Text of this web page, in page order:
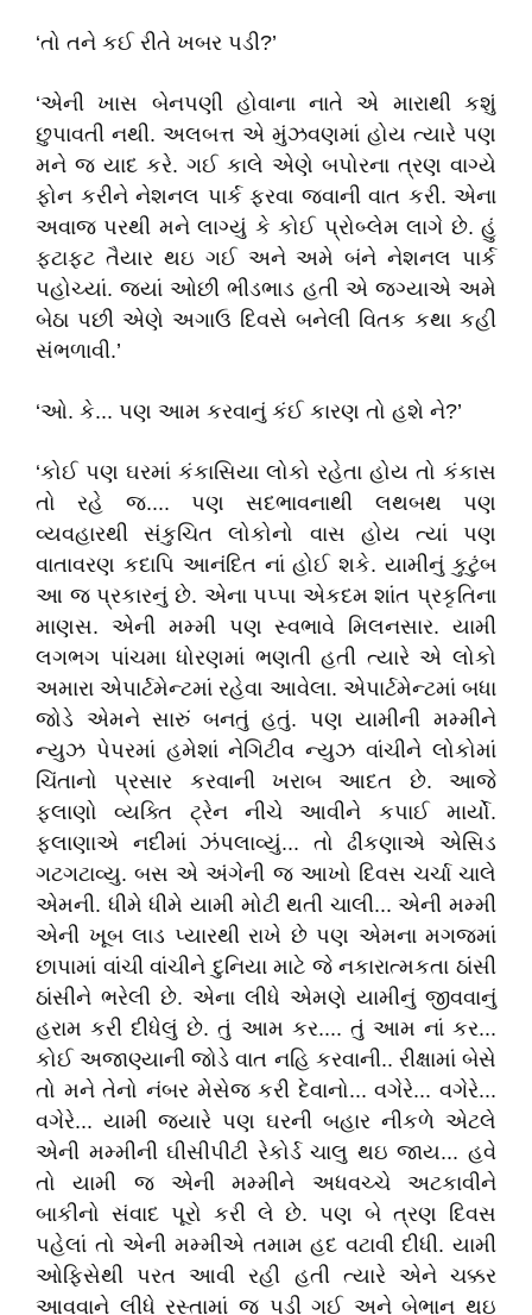
‘તો તને કઈ રીતે ખબર પડી?’
‘એની ખાસ બેનપણી હોવાના નાતે એ મારાથી કશું
છુપાવતી નથી. અલબત્ત એ મુંઝવણમાં હોય ત્યારે પણ
મને જ યાદ કરે. ગઈ કાલે એણે બપોરના ત્રણ વાગ્યે
ફોન કરીને નેશનલ પાર્ક ફરવા જવાની વાત કરી. એના
અવાજ પરથી મને લાગ્યું કે કોઈ પ્રોબ્લેમ લાગે છે. હું
ફટાફટ તૈયાર થઇ ગઈ અને અમે બંને નેશનલ પાર્ક
પહોચ્યાં. જ્યાં ઓછી ભીડભાડ હતી એ જગ્યાએ અમે
બેઠા પછી એણે અગાઉ દિવસે બનેલી વિતક કથા કહી
સંભળાવી.’
‘ઓ. કે... પણ આમ કરવાનું કંઈ કારણ તો હશે ને?’
‘કોઈ પણ ઘરમાં કંકાસિયા લોકો રહેતા હોય તો કંકાસ
તો રહે જ.... પણ સદભાવનાથી લથબથ પણ
વ્યવહારથી સંકુચિત લોકોનો વાસ હોય ત્યાં પણ
વાતાવરણ કદાપિ આનંદિત નાં હોઈ શકે. યામીનું કુટુંબ
આ જ પ્રકારનું છે. એના પપ્પા એકદમ શાંત પ્રકૃતિના
માણસ. એની મમ્મી પણ સ્વભાવે મિલનસાર. યામી
લગભગ પાંચમા ધોરણમાં ભણતી હતી ત્યારે એ લોકો
અમારા એપાર્ટમેન્ટમાં રહેવા આવેલા. એપાર્ટમેન્ટમાં બધા
જોડે એમને સારું બનતું હતું. પણ યામીની મમ્મીને
ન્યુઝ પેપરમાં હમેશાં નેગિટીવ ન્યુઝ વાંચીને લોકોમાં
ચિંતાનો પ્રસાર કરવાની ખરાબ આદત છે. આજે
ફલાણો વ્યક્તિ ટ્રેન નીચે આવીને કપાઈ માર્યો.
ફલાણાએ નદીમાં ઝંપલાવ્યું... તો ઢીંકણાએ એસિડ
ગટગટાવ્યુ. બસ એ અંગેની જ આખો દિવસ ચર્ચા ચાલે
એમની. ધીમે ધીમે યામી મોટી થતી ચાલી... એની મમ્મી
એની ખૂબ લાડ પ્યારથી રાખે છે પણ એમના મગજમાં
છાપામાં વાંચી વાંચીને દુનિયા માટે જે નકારાત્મકતા ઠાંસી
ઠાંસીને ભરેલી છે. એના લીધે એમણે યામીનું જીવવાનું
હરામ કરી દીધેલું છે. તું આમ કર.... તું આમ નાં કર...
કોઈ અજાણ્યાની જોડે વાત નહિ કરવાની.. રીક્ષામાં બેસે
તો મને તેનો નંબર મેસેજ કરી દેવાનો... વગેરે... વગેરે...
વગેરે... યામી જયારે પણ ઘરની બહાર નીકળે એટલે
એની મમ્મીની ઘીસીપીટી રેકોર્ડ ચાલુ થઇ જાય... હવે
તો યામી જ એની મમ્મીને અધવચ્ચે અટકાવીને
બાકીનો સંવાદ પૂરો કરી લે છે. પણ બે ત્રણ દિવસ
પહેલાં તો એની મમ્મીએ તમામ હદ વટાવી દીધી. યામી
ઓફિસેથી પરત આવી રહી હતી ત્યારે એને ચક્કર
આવવાને લીધે રસ્તામાં જ પડી ગઈ અને બેભાન થઇ